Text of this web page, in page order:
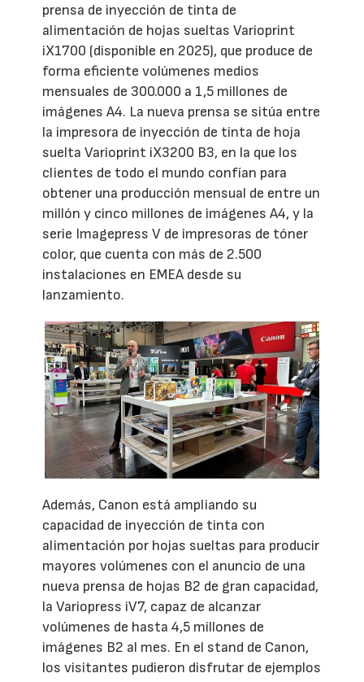
prensa de inyección de tinta de
alimentación de hojas sueltas Varioprint
iX1700 (disponible en 2025), que produce de
forma eficiente volúmenes medios
mensuales de 300.000 a 1,5 millones de
imágenes A4. La nueva prensa se sitúa entre
la impresora de inyección de tinta de hoja
suelta Varioprint iX3200 B3, en la que los
clientes de todo el mundo confían para
obtener una producción mensual de entre un
millón y cinco millones de imágenes A4, y la
serie Imagepress V de impresoras de tóner
color, que cuenta con más de 2.500
instalaciones en EMEA desde su
lanzamiento.
Además, Canon está ampliando su
capacidad de inyección de tinta con
alimentación por hojas sueltas para producir
mayores volúmenes con el anuncio de una
nueva prensa de hojas B2 de gran capacidad,
la Variopress iV7, capaz de alcanzar
volúmenes de hasta 4,5 millones de
imágenes B2 al mes. En el stand de Canon,
los visitantes pudieron disfrutar de ejemplos